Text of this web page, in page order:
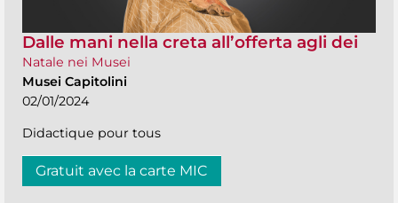
Dalle mani nella creta all’offerta agli dei
Natale nei Musei
Musei Capitolini
02/01/2024
Didactique pour tous
Gratuit avec la carte MIC